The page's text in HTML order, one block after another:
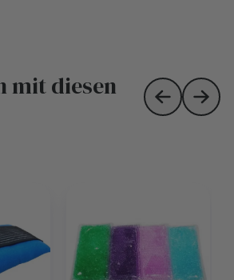
mit diesen
Skip toSkip